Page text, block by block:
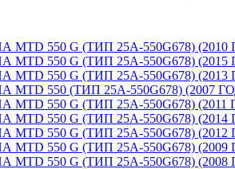
550 G (ТИП 25A-550G678)
550 G (ТИП 25A-550G678)
550 G (ТИП 25A-550G678)
550 (ТИП 25A-550G678)
550 G (ТИП 25A-550G678)
550 G (ТИП 25A-550G678)
550 G (ТИП 25A-550G678)
550 G (ТИП 25A-550G678)
550 G (ТИП 25A-550G678)